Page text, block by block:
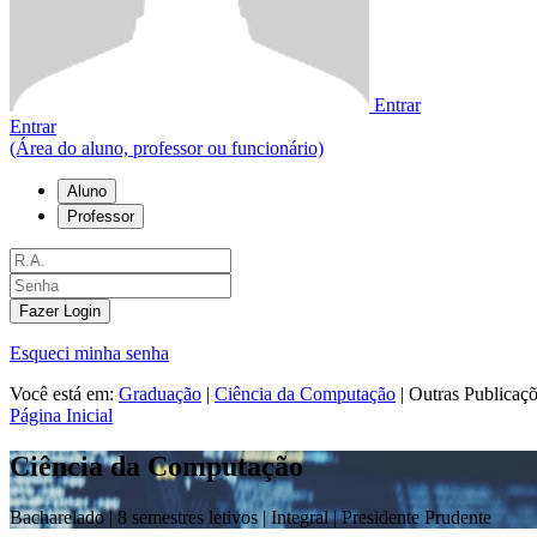
Entrar
Entrar
(Área do aluno, professor ou funcionário)
Aluno
Professor
Fazer Login
Esqueci minha senha
Você está em: Graduação | Ciência da Computação | Outras
Página Inicial
Ciência da Computação
Bacharelado |8 semestres letivos | Integral| Presidente Prudente